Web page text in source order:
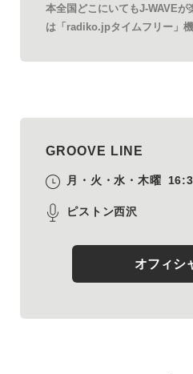
本全国どこにいてもJ-WAVEが
は「radiko.jpタイムフリー」機
GROOVE LINE
月・火・水・木曜
ピストン西沢
オフィシ